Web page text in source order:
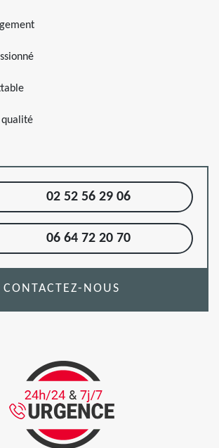
qualité
02 52 56 29 06
06 64 72 20 70
CONTACTEZ-NOUS